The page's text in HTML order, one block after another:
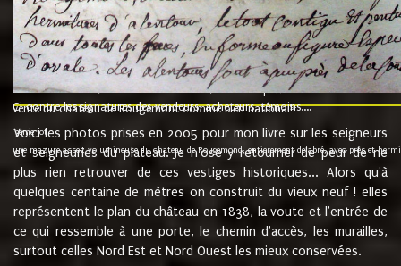
et chavannes conseiller du roy au parlement de Bourgogne, present et
que le dit seigneur Baron de la Vellière a sur ses hommes, indivisables et
de la Velliere tout ainsi et comme le dit seigneur Baron et ses
présent......"
suivent les rentes, donation des terriers, etc... au prix de 880 livre louis
Ci contre les signatures des vendeurs, acheteurs, témoins....
vente du château de Rougemont comme bien national9.
"3ème lot
une mazure assez volumineuse du chateau de Rougemond, entierement delabré, avec près et
Voici les photos prises en 2005 pour mon livre sur les seigneurs
et seigneuries du plateau. Je n'ose y retourner de peur de ne
plus rien retrouver de ces vestiges historiques... Alors qu'à
quelques centaine de mètres on construit du vieux neuf ! elles
représentent le plan du château en 1838, la voute et l'entrée de
ce qui ressemble à une porte, le chemin d'accès, les murailles,
surtout celles Nord Est et Nord Ouest les mieux conservées.